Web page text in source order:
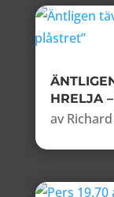
HRELJA
av